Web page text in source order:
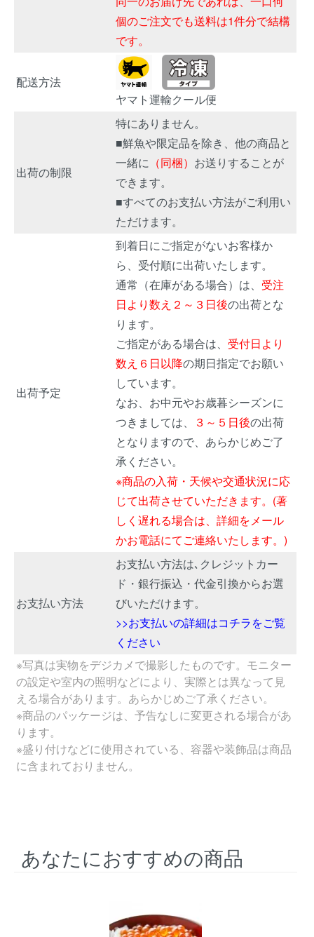
個のご注文でも送料は1件分で結構
です。
配送方法
ヤマト運輸クール便
出荷の制限
特にありません。
■鮮魚や限定品を除き、他の商品と
一緒に （同梱） お送りすることが
できます。
■すべてのお支払い方法がご利用い
ただけます。
出荷予定
到着日にご指定がないお客様か
ら、受付順に出荷いたします。
通常（在庫がある場合）は、 受注
日より数え２～３日後の出荷とな
ります。
ご指定がある場合は、 受付日より
数え６日以降の期日指定でお願い
しています。
なお、お中元やお歳暮シーズンに
つきましては、
３～５日後の出荷
となりますので、あらかじめご了
承ください。
※商品の入荷・天候や交通状況に応
じて出荷させていただきます。(著
しく遅れる場合は、詳細をメール
かお電話にてご連絡いたします。)
お支払い方法
お支払い方法は､クレジットカー
ド・銀行振込・代金引換からお選
びいただけます。
>>お支払いの詳細はコチラをご覧
ください
※写真は実物をデジカメで撮影したものです。モニター
の設定や室内の照明などにより、実際とは異なって見
える場合があります。あらかじめご了承ください。
※商品のパッケージは、予告なしに変更される場合があ
ります。
※盛り付けなどに使用されている、容器や装飾品は商品
に含まれておりません。
あなたにおすすめの商品